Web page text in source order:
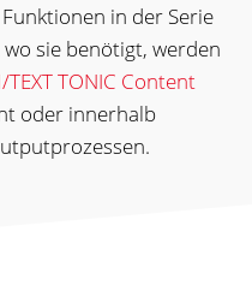
in der Serie
sie benötigt, werden
TEXT TONIC Content
oder innerhalb